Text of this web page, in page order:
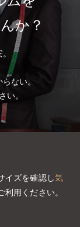
か？
ない。
い。
イズを確認し気
利用ください。